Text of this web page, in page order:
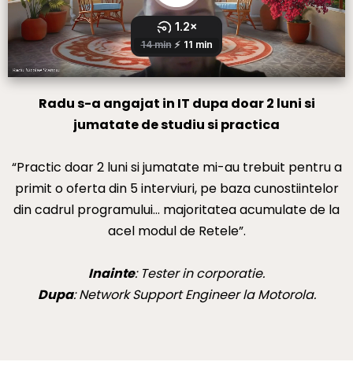
Radu s-a angajat in IT dupa doar 2 luni si
jumatate de studiu si practica
“Practic doar 2 luni si jumatate mi-au trebuit pentru a
primit o oferta din 5 interviuri, pe baza cunostiintelor
din cadrul programului… majoritatea acumulate de la
acel modul de Retele”.
Inainte: Tester in corporatie.
Dupa: Network Support Engineer la Motorola.